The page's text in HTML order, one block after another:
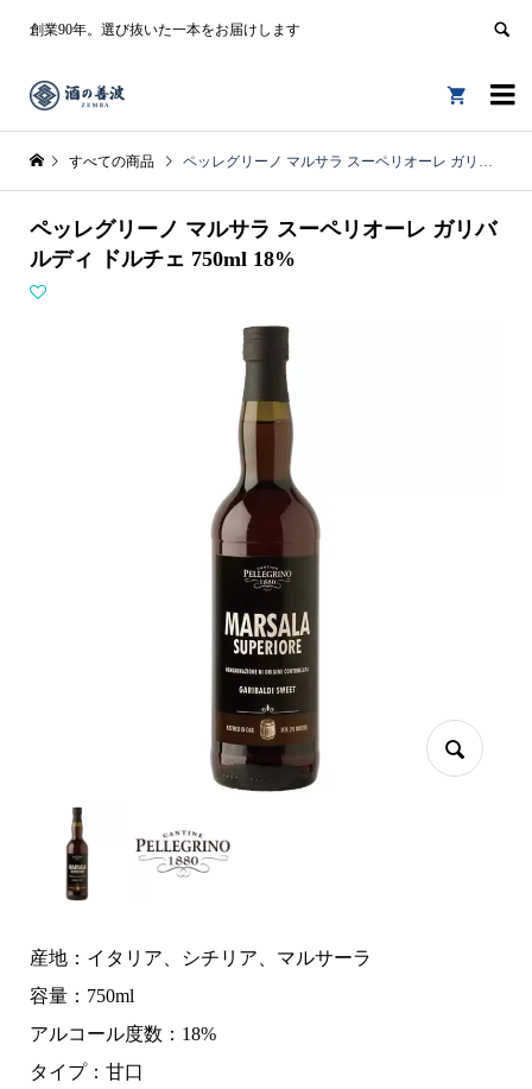
創業90年。選び抜いた一本をお届けします


すべての商品 ペッレグリーノ マルサラ スーペリオーレ ガリバルディ ドルチェ 750ml 18%
ペッレグリーノ マルサラ スーペリオーレ ガリバ
ルディ ドルチェ 750ml 18%
産地：イタリア、シチリア、マルサーラ
容量：750ml
アルコール度数：18%
タイプ：甘口